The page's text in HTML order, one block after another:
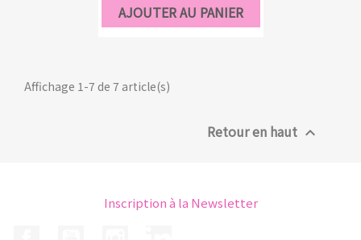
AJOUTER AU PANIER
Affichage 1-7 de 7 article(s)
Retour en haut 
Inscription à la Newsletter